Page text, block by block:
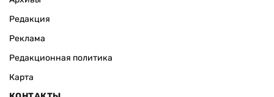
Редакция
Реклама
Редакционная политика
Карта